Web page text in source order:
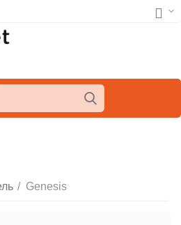
/ Genesis